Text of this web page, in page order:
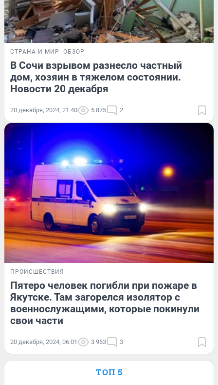
СТРАНА И МИР ОБЗОР
В Сочи взрывом разнесло частный
дом, хозяин в тяжелом состоянии.
Новости 20 декабря
20 декабря, 2024, 21:40 5 875 2
ПРОИСШЕСТВИЯ
Пятеро человек погибли при пожаре в
Якутске. Там загорелся изолятор с
военнослужащими, которые покинули
свои части
20 декабря, 2024, 06:01 3 963 3
ТОП 5